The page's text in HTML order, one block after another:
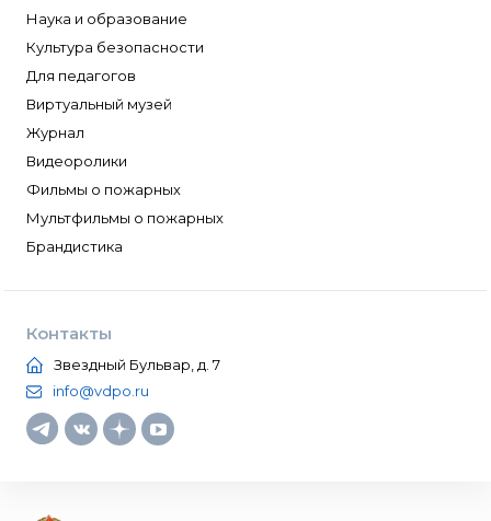
Наука и образование
Культура безопасности
Для педагогов
Виртуальный музей
Журнал
Видеоролики
Фильмы о пожарных
Мультфильмы о пожарных
Брандистика
Контакты
Звездный Бульвар, д. 7
info@vdpo.ru